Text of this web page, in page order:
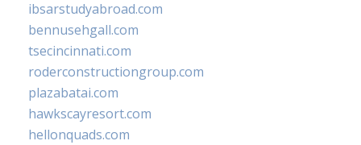
ibsarstudyabroad.com
bennusehgall.com
tsecincinnati.com
roderconstructiongroup.com
plazabatai.com
hawkscayresort.com
hellonquads.com